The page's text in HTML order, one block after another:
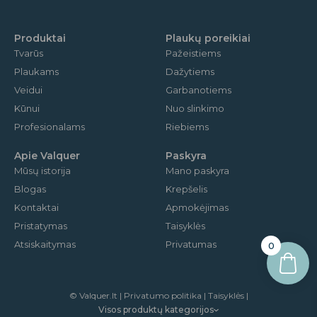
Produktai
Tvarūs
Plaukams
Veidui
Kūnui
Profesionalams
Plaukų poreikiai
Pažeistiems
Dažytiems
Garbanotiems
Nuo slinkimo
Riebiems
Apie Valquer
Mūsų istorija
Blogas
Kontaktai
Pristatymas
Atsiskaitymas
Paskyra
Mano paskyra
Krepšelis
Apmokėjimas
Taisyklės
Privatumas
© Valquer.lt | Privatumo politika | Taisyklės |
Visos produktų kategorijos
0